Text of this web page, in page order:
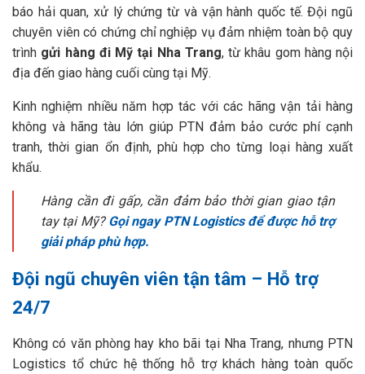
báo hải quan, xử lý chứng từ và vận hành quốc tế. Đội ngũ
chuyên viên có chứng chỉ nghiệp vụ đảm nhiệm toàn bộ quy
trình gửi hàng đi Mỹ tại Nha Trang, từ khâu gom hàng nội
địa đến giao hàng cuối cùng tại Mỹ.
Kinh nghiệm nhiều năm hợp tác với các hãng vận tải hàng
không và hãng tàu lớn giúp PTN đảm bảo cước phí cạnh
tranh, thời gian ổn định, phù hợp cho từng loại hàng xuất
khẩu.
Hàng cần đi gấp, cần đảm bảo thời gian giao tận
tay tại Mỹ?Gọi ngay PTN Logistics để được hỗ trợ
giải pháp phù hợp.
Đội ngũ chuyên viên tận tâm – Hỗ trợ
24/7
Không có văn phòng hay kho bãi tại Nha Trang, nhưng PTN
Logistics tổ chức hệ thống hỗ trợ khách hàng toàn quốc